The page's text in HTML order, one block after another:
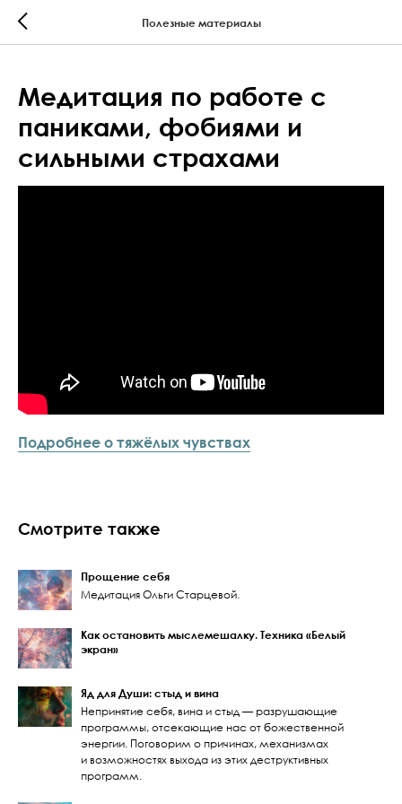
Полезные материалы
Медитация по работе с
паниками, фобиями и
сильными страхами
Подробнее о тяжёлых чувствах
Смотрите также
Прощение себя
Медитация Ольги Старцевой.
Как остановить мыслемешалку. Техника «Белый
экран»
Яд для Души: стыд и вина
Непринятие себя, вина и стыд — разрушающие
программы, отсекающие нас от божественной
энергии. Поговорим о причинах, механизмах
и возможностях выхода из этих деструктивных
программ.